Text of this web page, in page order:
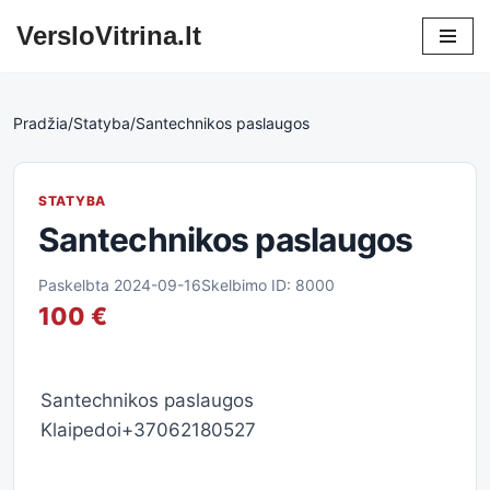
VersloVitrina.lt
Pradžia/Statyba/Santechnikos paslaugos
STATYBA
Santechnikos paslaugos
Paskelbta 2024-09-16Skelbimo ID: 8000
100 €
Santechnikos paslaugos
Klaipedoi+37062180527